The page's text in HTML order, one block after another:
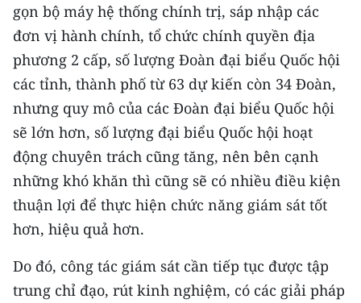
Đồng bằng sông Hồng
Bắc Trung Bộ
Duyên hải Nam Trung Bộ và Tây
Nguyên
Đông Nam Bộ
Đồng bằng sông Cửu Long
Chuyên trang Hà Nội
CHUYÊN ĐỀ
gọn bộ máy hệ thống chính trị, sáp nhập các
đơn vị hành chính, tổ chức chính quyền địa
phương 2 cấp, số lượng Đoàn đại biểu Quốc hội
các tỉnh, thành phố từ 63 dự kiến còn 34 Đoàn,
nhưng quy mô của các Đoàn đại biểu Quốc hội
sẽ lớn hơn, số lượng đại biểu Quốc hội hoạt
động chuyên trách cũng tăng, nên bên cạnh
những khó khăn thì cũng sẽ có nhiều điều kiện
thuận lợi để thực hiện chức năng giám sát tốt
hơn, hiệu quả hơn.
Do đó, công tác giám sát cần tiếp tục được tập
trung chỉ đạo, rút kinh nghiệm, có các giải pháp